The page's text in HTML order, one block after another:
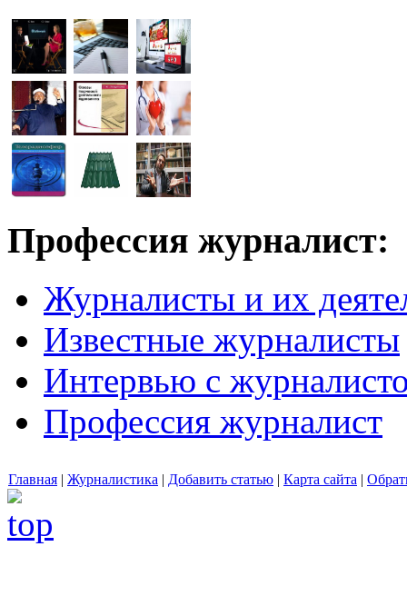
Профессия журналист:
Журналисты и их
Известные журналисты
Интервью с
Профессия журналист
Главная | Журналистика | Добавить статью | Карта сайта |